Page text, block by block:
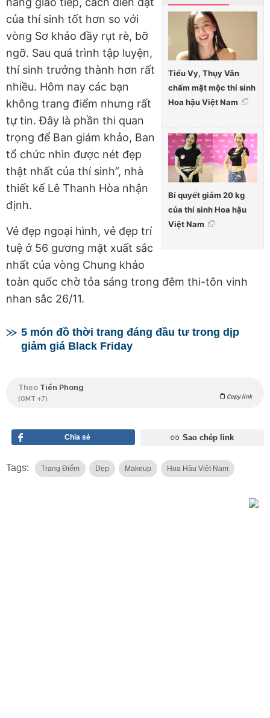
Tiểu Vy, Thụy Vân
chấm mặt mộc thí sinh
Hoa hậu Việt Nam
Bí quyết giảm 20 kg
của thí sinh Hoa hậu
Việt Nam
của thí sinh tốt hơn so với
vòng Sơ khảo đầy rụt rè, bỡ
ngỡ. Sau quá trình tập luyện,
thí sinh trưởng thành hơn rất
nhiều. Hôm nay các bạn
không trang điểm nhưng rất
tự tin. Đây là phần thi quan
trọng để Ban giám khảo, Ban
tổ chức nhìn được nét đẹp
thật nhất của thí sinh”, nhà
thiết kế Lê Thanh Hòa nhận
định.
Vẻ đẹp ngoại hình, vẻ đẹp trí
tuệ ở 56 gương mặt xuất sắc
nhất của vòng Chung khảo
toàn quốc chờ tỏa sáng trong đêm thi-tôn vinh
nhan sắc 26/11.
5 món đồ thời trang đáng đầu tư trong dịp
giảm giá Black Friday
Theo Tiền Phong
(GMT +7) Copy link
Chia sẻ Sao chép link
Tags: Trang Điểm Dẹp Makeup Hoa Hâu Việt Nam